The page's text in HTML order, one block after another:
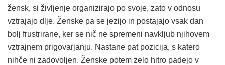
žensk, si življenje organizirajo po svoje, zato v odnosu
vztrajajo dlje. Ženske pa se jezijo in postajajo vsak dan
bolj frustrirane, ker se nič ne spremeni navkljub njihovem
vztrajnem prigovarjanju. Nastane pat pozicija, s katero
nihče ni zadovoljen. Ženske potem zelo hitro padejo v